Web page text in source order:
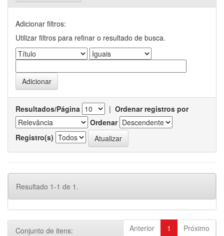
Adicionar filtros:
Utilizar filtros para refinar o resultado de busca.
Resultados/Página | Ordenar registros por
Ordenar
Registro(s)
Resultado 1-1 de 1.
Anterior 1 Próximo
Conjunto de itens: